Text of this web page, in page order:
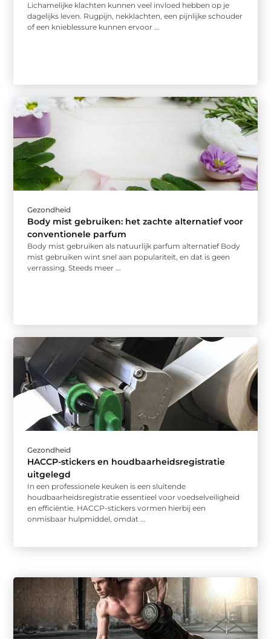
Lichamelijke klachten kunnen veel invloed hebben op je
dagelijks leven. Rugpijn, nekklachten, een pijnlijke schouder
of een knieblessure kunnen ervoor ...
Gezondheid
Body mist gebruiken: het zachte alternatief voor
conventionele parfum
Body mist gebruiken als natuurlijk parfum alternatief Body
mist gebruiken wint snel aan populariteit, en dat is geen
verrassing. Steeds meer ...
Gezondheid
HACCP-stickers en houdbaarheidsregistratie
uitgelegd
In een professionele keuken is een sluitende
houdbaarheidsregistratie essentieel voor voedselveiligheid
en efficiëntie. HACCP-stickers vormen hierbij een
onmisbaar hulpmiddel, omdat ...